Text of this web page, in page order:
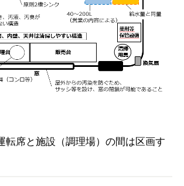
席と施設（調理場）の間は区画す